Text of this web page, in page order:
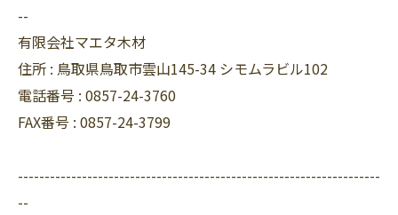
--
有限会社マエタ木材
住所 : 鳥取県鳥取市雲山145-34 シモムラビル102
電話番号 : 0857-24-3760
FAX番号 : 0857-24-3799
--------------------------------------------------------------------
--